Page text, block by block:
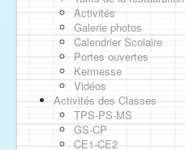
Activités
Galerie photos
Calendrier Scolaire
Portes ouvertes
Kermesse
Vidéos
Activités des Classes
TPS-PS-MS
GS-CP
CE1-CE2